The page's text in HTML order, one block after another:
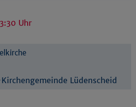
Uhr
Lüdenscheid